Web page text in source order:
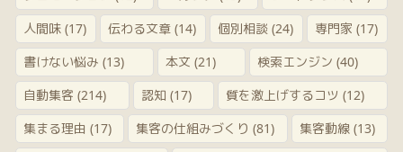
人間味 (17) 伝わる文章 (14) 個別相談 (24) 専門家 (17)
書けない悩み (13) 本文 (21) 検索エンジン (40)
自動集客 (214) 認知 (17) 質を激上げするコツ (12)
集まる理由 (17) 集客の仕組みづくり (81) 集客動線(13)